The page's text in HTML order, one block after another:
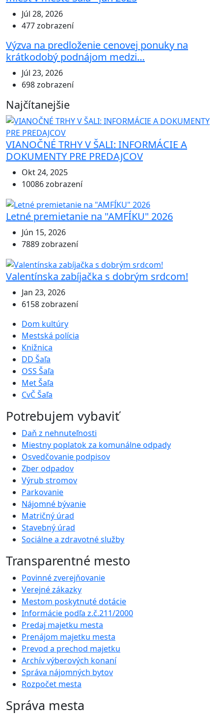
Júl 28, 2026
477 zobrazení
Výzva na predloženie cenovej ponuky na
krátkodobý podnájom medzi…
Júl 23, 2026
698 zobrazení
Najčítanejšie
VIANOČNÉ TRHY V ŠALI: INFORMÁCIE A
DOKUMENTY PRE PREDAJCOV
Okt 24, 2025
10086 zobrazení
Letné premietanie na "AMFÍKU" 2026
Jún 15, 2026
7889 zobrazení
Valentínska zabíjačka s dobrým srdcom!
Jan 23, 2026
6158 zobrazení
Dom kultúry
Mestská polícia
Knižnica
DD Šaľa
OSS Šaľa
Met Šaľa
CvČ Šaľa
Potrebujem vybaviť
Daň z nehnuteľnosti
Miestny poplatok za komunálne odpady
Osvedčovanie podpisov
Zber odpadov
Výrub stromov
Parkovanie
Nájomné bývanie
Matričný úrad
Stavebný úrad
Sociálne a zdravotné služby
Transparentné mesto
Povinné zverejňovanie
Verejné zákazky
Mestom poskytnuté dotácie
Informácie podľa z.č.211/2000
Predaj majetku mesta
Prenájom majetku mesta
Prevod a prechod majetku
Archív výberových konaní
Správa nájomných bytov
Rozpočet mesta
Správa mesta